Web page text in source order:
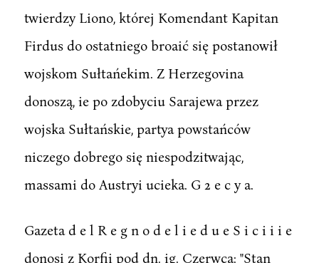
twierdzy Liono, której Komendant Kapitan
Firdus do ostatniego broaić się postanowił
wojskom Sułtańekim. Z Herzegovina
donoszą, ie po zdobyciu Sarajewa przez
wojska Sułtańskie, partya powstańców
niczego dobrego się niespodzitwając,
massami do Austryi ucieka. G 2 e c y a.
Gazeta d e l R e g n o d e l i e d u e S i c i i i e
donosi z Korfii pod dn. ig. Czerwca: "Stan